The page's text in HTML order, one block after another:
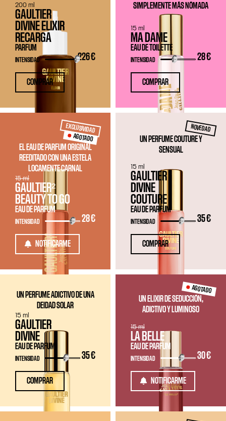
GAULTIER
DIVINE ELIXIR
RECARGA
PARFUM
226 €
INTENSIDAD
200 ml
COMPRAR
SIMPLEMENTE MÁS NÓMADA
MA DAME
EAU DE TOILETTE
28 €
INTENSIDAD
15 ml
COMPRAR
EXCLUSIVIDAD
AGOTADO
EL EAU DE PARFUM ORIGINAL
REEDITADO CON UNA ESTELA
LOCAMENTE CARNAL
GAULTIER²
BEAUTY TO GO
EAU DE PARFUM
28 €
INTENSIDAD
15 ml
NOTIFICARME
NOVEDAD
UN PERFUME COUTURE Y
SENSUAL
GAULTIER
DIVINE
COUTURE
EAU DE PARFUM
35 €
INTENSIDAD
15 ml
COMPRAR
UN PERFUME ADICTIVO DE UNA
DEIDAD SOLAR
GAULTIER
DIVINE
EAU DE PARFUM
35 €
INTENSIDAD
15 ml
COMPRAR
AGOTADO
UN ELIXIR DE SEDUCCIÓN,
ADICTIVO Y LUMINOSO
LA BELLE
EAU DE PARFUM
30 €
INTENSIDAD
15 ml
NOTIFICARME